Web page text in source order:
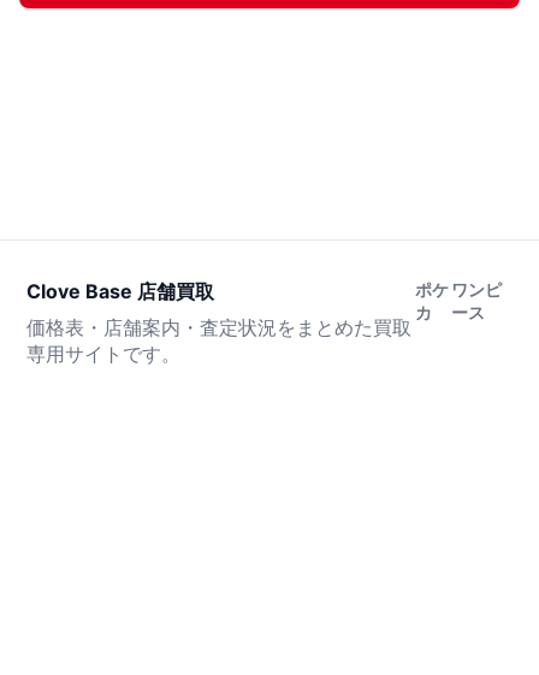
Clove Base 店舗買取
価格表・店舗案内・査定状況をまとめた買取
専用サイトです。
ポケ
カ
ワンピ
ース